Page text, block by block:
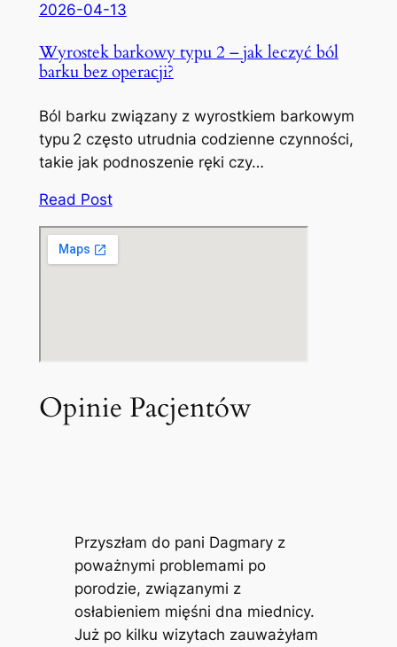
2026-04-13
Wyrostek barkowy typu 2 – jak leczyć ból
barku bez operacji?
Ból barku związany z wyrostkiem barkowym
typu 2 często utrudnia codzienne czynności,
takie jak podnoszenie ręki czy…
Read Post
Opinie Pacjentów
Przyszłam do pani Dagmary z
poważnymi problemami po
porodzie, związanymi z
osłabieniem mięśni dna miednicy.
Już po kilku wizytach zauważyłam